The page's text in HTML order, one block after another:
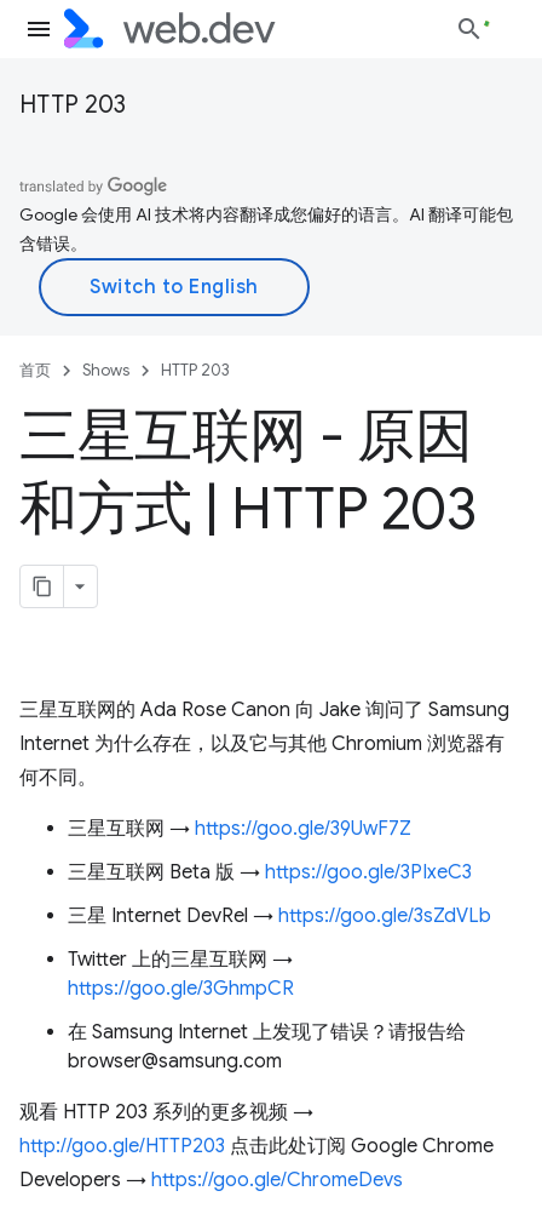
HTTP 203
Google 会使用 AI 技术将内容翻译成您偏好的语言。AI 翻译可能包
含错误。
首页 Shows HTTP 203
三星互联网 - 原因
和方式
HTTP 203
三星互联网的 Ada Rose Canon 向 Jake 询问了 Samsung
Internet 为什么存在，以及它与其他 Chromium 浏览器有
何不同。
三星互联网 → https://goo.gle/39UwF7Z
三星互联网 Beta 版 → https://goo.gle/3PIxeC3
三星 Internet DevRel → https://goo.gle/3sZdVLb
Twitter 上的三星互联网 →
https://goo.gle/3GhmpCR
在 Samsung Internet 上发现了错误？请报告给
browser@samsung.com
观看 HTTP 203 系列的更多视频 →
http://goo.gle/HTTP203 点击此处订阅 Google Chrome
Developers → https://goo.gle/ChromeDevs